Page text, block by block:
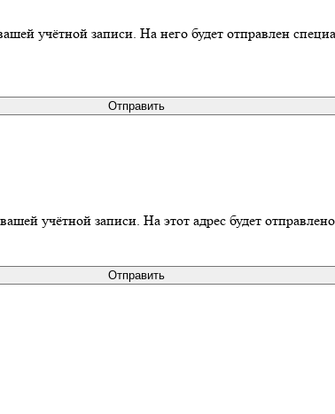
учётной записи. На него будет отправлен
Отправить
учётной записи. На этот адрес будет
Отправить